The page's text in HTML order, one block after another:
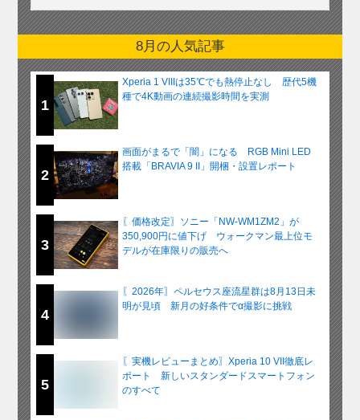
8月の人気記事
1
Xperia 1 VIIIは35℃でも熱停止なし 歴代5機
種で4K動画の連続撮影時間を実測
2
画面がまるで「闇」になる RGB Mini LED
搭載「BRAVIA 9 II」開梱・設置レポート
3
〖価格改定〗ソニー「NW-WM1ZM2」が
350,900円に値下げ ウォークマン最上位モ
デルが在庫限りの販売へ
4
〖2026年〗ペルセウス座流星群は8月13日未
明が見頃 新月の好条件でα撮影に挑戦
5
〖実機レビューまとめ〗Xperia 10 VII徹底レ
ポート 新しいスタンダードスマートフォン
のすべて